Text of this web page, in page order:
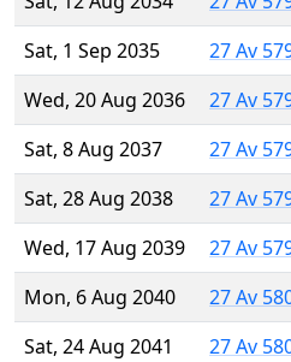
Sat, 1 Sep 2035
27 Av
Wed, 20 Aug 2036
27 Av
Sat, 8 Aug 2037
27 Av
Sat, 28 Aug 2038
27 Av
Wed, 17 Aug 2039
27 Av
Mon, 6 Aug 2040
27 Av
Sat, 24 Aug 2041
27 Av